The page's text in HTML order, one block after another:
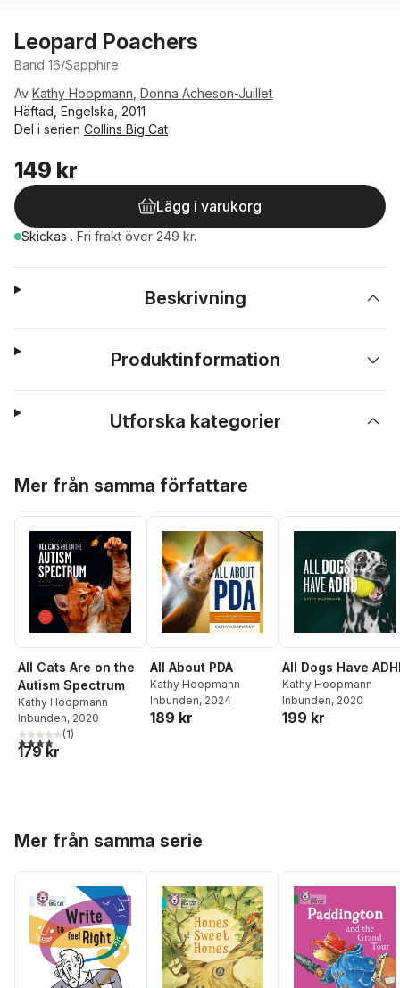
Leopard Poachers
Band 16/Sapphire
Av Kathy Hoopmann Donna Acheson-Juillet
Häftad, Engelska, 2011
Del i serien Collins Big Cat
149 kr
Lägg i varukorg
Skickas . Fri frakt över 249 kr.
Beskrivning
Produktinformation
Utforska kategorier
Mer från samma författare
All Cats Are on the
Autism Spectrum
Kathy Hoopmann
Inbunden, 2020
4,0utav 5 stjärnor. Totalt antal röster:
(1)
179 kr
All About PDA
Kathy Hoopmann
Inbunden, 2024
189 kr
All Dogs Have
Kathy Hoopmann
Inbunden, 2020
199 kr
Mer från samma serie